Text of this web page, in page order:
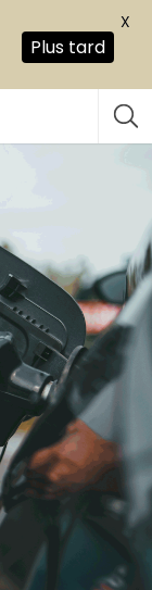
Plus tard
X